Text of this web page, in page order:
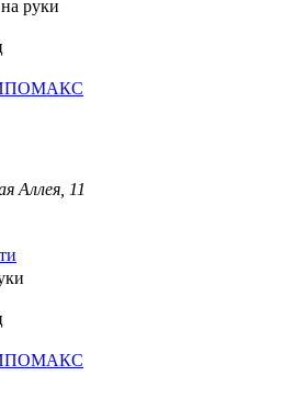
на руки
ИПОМАКС
Аллея, 11
ИПОМАКС